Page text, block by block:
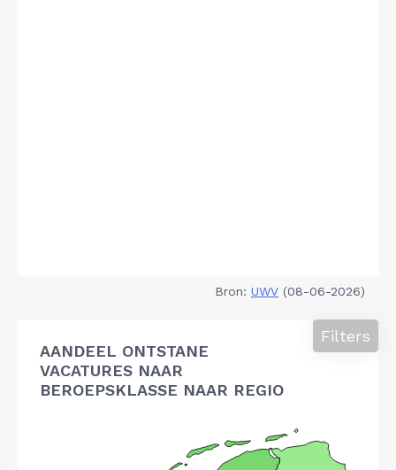
Bron: UWV (08-06-2026)
AANDEEL ONTSTANE
VACATURES NAAR
BEROEPSKLASSE NAAR REGIO
Filters